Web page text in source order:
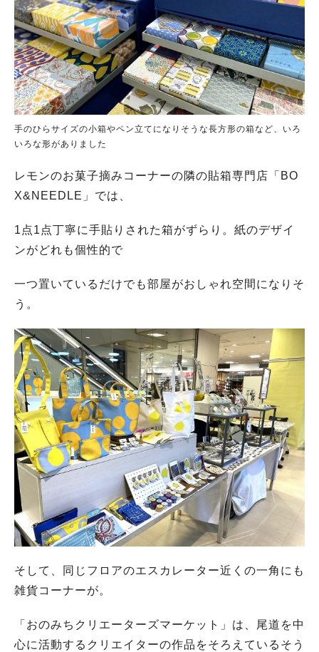
手のひらサイズの小箱やペン立てになりそうな長方形の箱など、いろ
いろな形がありました
レモンのお菓子摘みコーナーの隣の貼箱専門店「BO
X&NEEDLE」では、
1点1点丁寧に手貼りされた箱がずらり。紙のデザイ
ンがどれも個性的で
一つ置いているだけでも部屋がおしゃれ空間になりそ
う。
そして、同じフロアのエスカレーター近くの一角にも
雑貨コーナーが。
「おのみちクリエーターズマーケット」は、尾道を中
心に活動するクリエイターの作品をそろえているそう